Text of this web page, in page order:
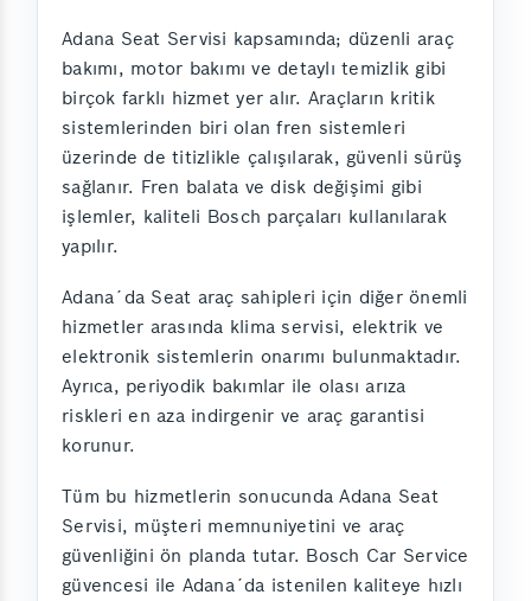
Adana Seat Servisi kapsamında; düzenli araç
bakımı, motor bakımı ve detaylı temizlik gibi
birçok farklı hizmet yer alır. Araçların kritik
sistemlerinden biri olan fren sistemleri
üzerinde de titizlikle çalışılarak, güvenli sürüş
sağlanır. Fren balata ve disk değişimi gibi
işlemler, kaliteli Bosch parçaları kullanılarak
yapılır.
Adana´da Seat araç sahipleri için diğer önemli
hizmetler arasında klima servisi, elektrik ve
elektronik sistemlerin onarımı bulunmaktadır.
Ayrıca, periyodik bakımlar ile olası arıza
riskleri en aza indirgenir ve araç garantisi
korunur.
Tüm bu hizmetlerin sonucunda Adana Seat
Servisi, müşteri memnuniyetini ve araç
güvenliğini ön planda tutar. Bosch Car Service
güvencesi ile Adana´da istenilen kaliteye hızlı